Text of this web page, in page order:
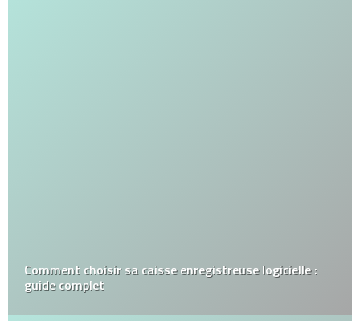
Comment choisir sa caisse enregistreuse logicielle :
guide complet